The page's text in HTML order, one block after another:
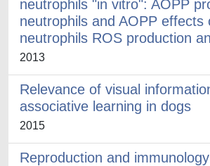
neutrophils "in vitro": AOPP
neutrophils and AOPP effects
neutrophils ROS production
2013
Relevance of visual
associative learning in dogs
2015
Reproduction and